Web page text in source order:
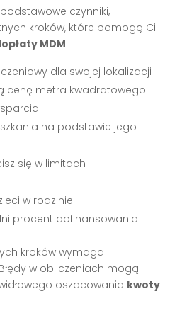
czynniki,
kroków, które pomogą Ci
MDM:
dla swojej lokalizacji
cenę metra kwadratowego
na podstawie jego
się w limitach
w rodzinie
procent dofinansowania
kroków wymaga
w obliczeniach mogą
oszacowania kwoty